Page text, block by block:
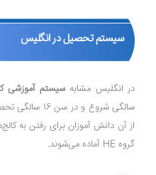
سیستم تحصیل در انگلیس
در انگلیس مشابه سیستم آموزشی
سالگی شروع و
گروه HE آماده می‌شوند.